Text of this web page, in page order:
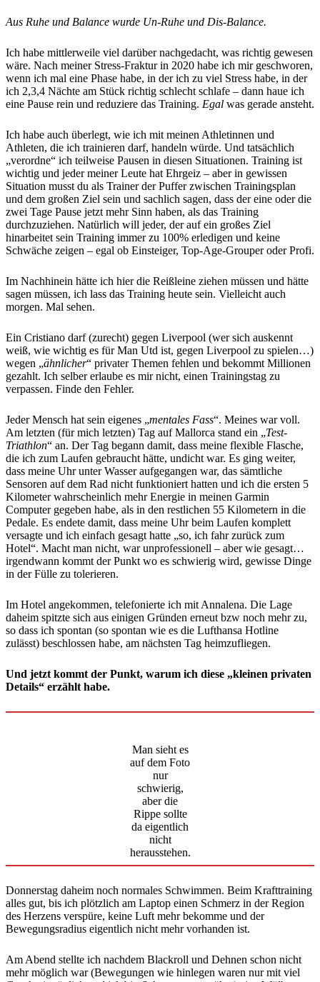
Aus Ruhe und Balance wurde Un-Ruhe und Dis-Balance.
Ich habe mittlerweile viel darüber nachgedacht, was richtig gewesen
wäre. Nach meiner Stress-Fraktur in 2020 habe ich mir geschworen,
wenn ich mal eine Phase habe, in der ich zu viel Stress habe, in der
ich 2,3,4 Nächte am Stück richtig schlecht schlafe – dann haue ich
eine Pause rein und reduziere das Training. Egal was gerade ansteht.
Ich habe auch überlegt, wie ich mit meinen Athletinnen und
Athleten, die ich trainieren darf, handeln würde. Und tatsächlich
„verordne“ ich teilweise Pausen in diesen Situationen. Training ist
wichtig und jeder meiner Leute hat Ehrgeiz – aber in gewissen
Situation musst du als Trainer der Puffer zwischen Trainingsplan
und dem großen Ziel sein und sachlich sagen, dass der eine oder die
zwei Tage Pause jetzt mehr Sinn haben, als das Training
durchzuziehen. Natürlich will jeder, der auf ein großes Ziel
hinarbeitet sein Training immer zu 100% erledigen und keine
Schwäche zeigen – egal ob Einsteiger, Top-Age-Grouper oder Profi.
Im Nachhinein hätte ich hier die Reißleine ziehen müssen und hätte
sagen müssen, ich lass das Training heute sein. Vielleicht auch
morgen. Mal sehen.
Ein Cristiano darf (zurecht) gegen Liverpool (wer sich auskennt
weiß, wie wichtig es für Man Utd ist, gegen Liverpool zu spielen…)
wegen „ähnlicher“ privater Themen fehlen und bekommt Millionen
gezahlt. Ich selber erlaube es mir nicht, einen Trainingstag zu
verpassen. Finde den Fehler.
Jeder Mensch hat sein eigenes „mentales Fass“. Meines war voll.
Am letzten (für mich letzten) Tag auf Mallorca stand ein „Test-
Triathlon“ an. Der Tag begann damit, dass meine flexible Flasche,
die ich zum Laufen gebraucht hätte, undicht war. Es ging weiter,
dass meine Uhr unter Wasser aufgegangen war, das sämtliche
Sensoren auf dem Rad nicht funktioniert hatten und ich die ersten 5
Kilometer wahrscheinlich mehr Energie in meinen Garmin
Computer gegeben habe, als in den restlichen 55 Kilometern in die
Pedale. Es endete damit, dass meine Uhr beim Laufen komplett
versagte und ich einfach gesagt hatte „so, ich fahr zurück zum
Hotel“. Macht man nicht, war unprofessionell – aber wie gesagt…
irgendwann kommt der Punkt wo es schwierig wird, gewisse Dinge
in der Fülle zu tolerieren.
Im Hotel angekommen, telefonierte ich mit Annalena. Die Lage
daheim spitzte sich aus einigen Gründen erneut bzw noch mehr zu,
so dass ich spontan (so spontan wie es die Lufthansa Hotline
zulässt) beschlossen habe, am nächsten Tag heimzufliegen.
Und jetzt kommt der Punkt, warum ich diese „kleinen privaten
Details“ erzählt habe.
Man sieht es
auf dem Foto
nur
schwierig,
aber die
Rippe sollte
da eigentlich
nicht
herausstehen.
Donnerstag daheim noch normales Schwimmen. Beim Krafttraining
alles gut, bis ich plötzlich am Laptop einen Schmerz in der Region
des Herzens verspüre, keine Luft mehr bekomme und der
Bewegungsradius eigentlich nicht mehr vorhanden ist.
Am Abend stellte ich nachdem Blackroll und Dehnen schon nicht
mehr möglich war (Bewegungen wie hinlegen waren nur mit viel